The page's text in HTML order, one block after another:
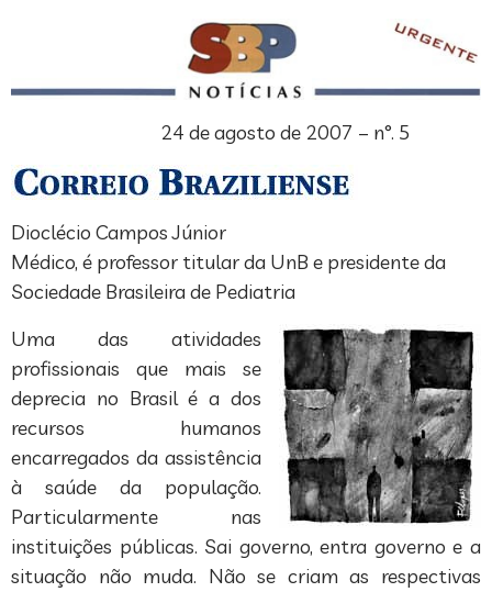
24 de agosto de 2007 – n°. 5
Dioclécio Campos Júnior
Médico, é professor titular da UnB e presidente da
Sociedade Brasileira de Pediatria
Uma das atividades
profissionais que mais se
deprecia no Brasil é a dos
recursos humanos
encarregados da assistência
à saúde da população.
Particularmente nas
instituições públicas. Sai governo, entra governo e a
situação não muda. Não se criam as respectivas